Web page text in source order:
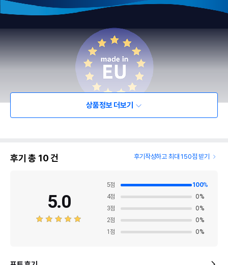
상품정보 더보기
후기 총 10건 후기작성하고 최대 150점 받기
5.0
5점 100%
4점 0%
3점 0%
2점 0%
1 점 0%